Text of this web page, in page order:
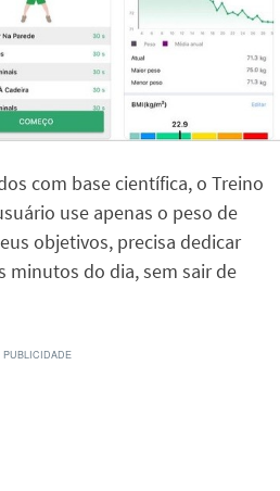
com base científica, o Treino
use apenas o peso de
objetivos, precisa dedicar
minutos do dia, sem sair de